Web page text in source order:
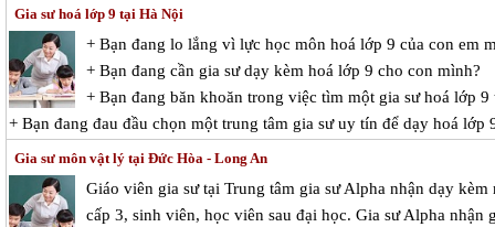
Gia sư hoá lớp 9 tại Hà Nội
+ Bạn đang lo lắng vì lực học môn hoá lớp 9 của con em
+ Bạn đang cần gia sư dạy kèm hoá lớp 9 cho con mình?
+ Bạn đang băn khoăn trong việc tìm một gia sư hoá lớp 9
+ Bạn đang đau đầu chọn một trung tâm gia sư uy tín để dạy hoá lớp
Gia sư môn vật lý tại Đức Hòa - Long An
Giáo viên gia sư tại Trung tâm gia sư Alpha nhận dạy
cấp 3, sinh viên, học viên sau đại học. Gia sư Alpha